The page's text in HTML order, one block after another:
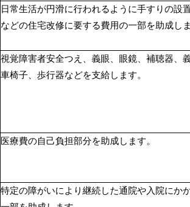
日常生活が円滑に行われるように手すりの設
などの住宅改修に要する費用の一部を助成し
視覚障害者安全つえ、義眼、眼鏡、補聴器、
車椅子、歩行器などを支給します。
医療費の自己負担部分を助成します。
特定の障がいにより継続した通院や入院にか